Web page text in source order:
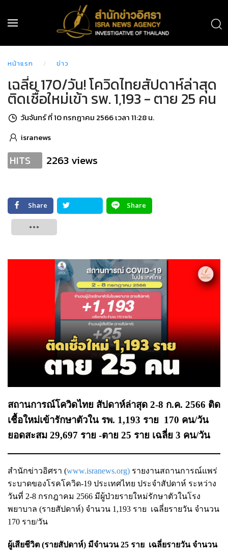
หน้าแรก ข่าว
เฉลี่ย 170/วัน! โควิดไทยสัปดาห์ล่าสุด
ติดเชื้อใหม่เข้า รพ. 1,193 - ตาย 25 คน
วันจันทร์ ที่ 10 กรกฎาคม 2566 เวลา 11:28 น.
isranews
HITS 2263 views
Share
Share
สถานการณ์โควิดไทย สัปดาห์ล่าสุด 2-8 ก.ค. 2566 ติด
เชื้อใหม่เข้ารักษาตัวใน รพ. 1,193 ราย 170 คน/วัน
ยอดสะสม 29,697 ราย -ตาย 25 ราย เฉลี่ย 3 คน/วัน
สำนักข่าวอิศรา (www.isranews.org) รายงานสถานการณ์แพร่
ระบาดของโรคโควิด-19 ประเทศไทย ประจำสัปดาห์ ระหว่าง
วันที่ 2-8 กรกฎาคม 2566 มีผู้ป่วยรายใหม่รักษาตัวในโรง
พยาบาล (รายสัปดาห์) จำนวน 1,193 ราย เฉลี่ยรายวัน จำนวน
170 ราย/วัน
ผู้เสียชีวิต (รายสัปดาห์) มีจำนวน 25 ราย เฉลี่ยรายวัน จำนวน